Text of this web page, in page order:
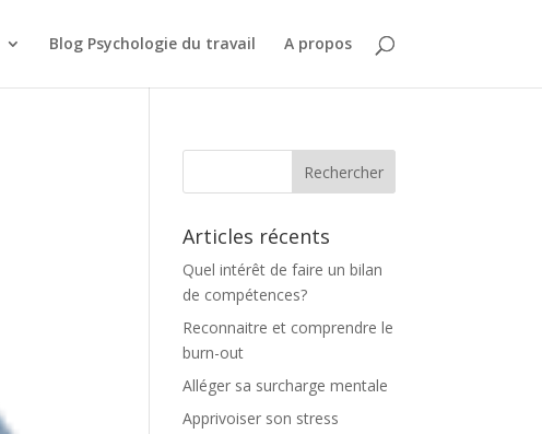
Blog Psychologie du travail A propos
Articles récents
Quel intérêt de faire un bilan
de compétences?
Reconnaitre et comprendre le
burn-out
Alléger sa surcharge mentale
Apprivoiser son stress